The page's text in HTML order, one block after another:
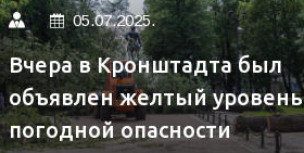
05.07.2025.
Вчера в Кронштадта был
объявлен желтый уровень
погодной опасности